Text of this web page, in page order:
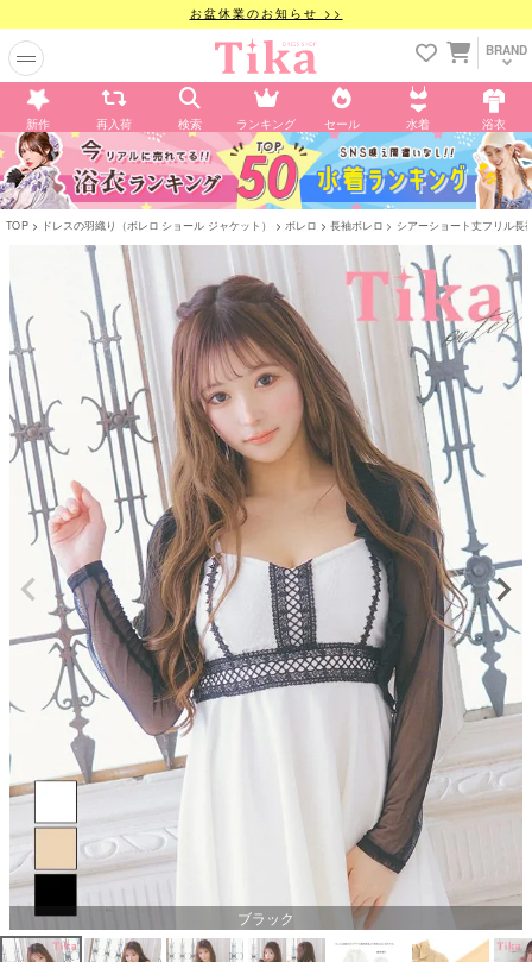
お盆休業のお知らせ >>
BRAND
新作 再入荷 検索 ランキング セール 水着 浴衣
TOP ドレスの羽織り（ボレロ ショール ジャケット） ボレロ 長袖ボレロ シアーショート丈フリル長
ブラック